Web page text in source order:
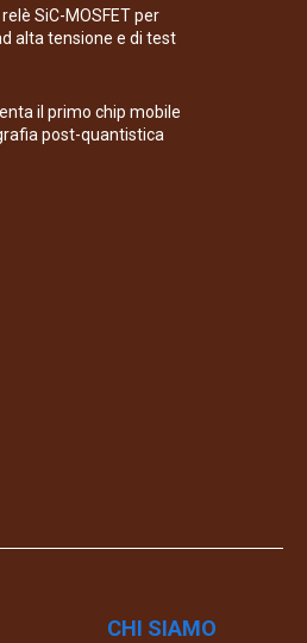
SiC-MOSFET per
alta tensione e di test
il primo chip mobile
post-quantistica
CHI SIAMO